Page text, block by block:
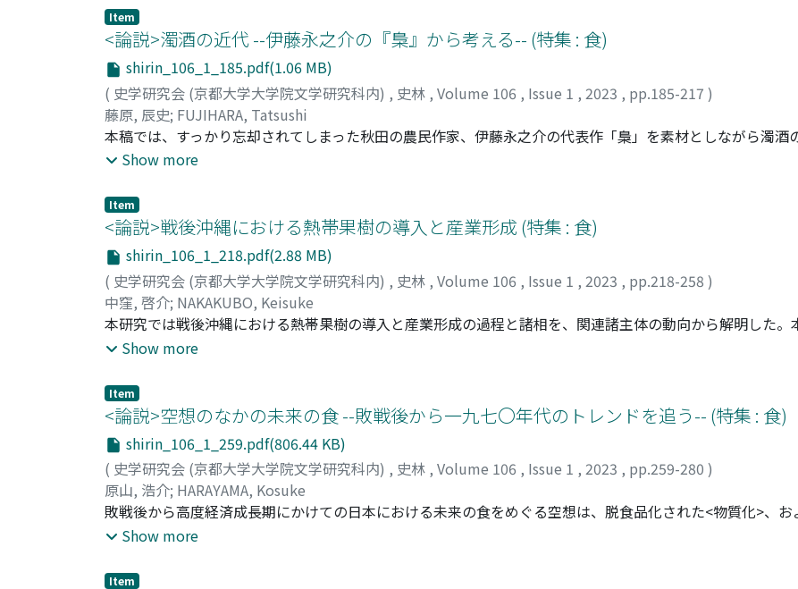
も、食堂の維持は物価高騰と物資不足のなかでむしろ困難になったが、自治体やアメリカ救済局から支援を
の提供に重心を移し、児童保護が優先された。その後、アメリカから届いた物資の管理不備が発覚した結果
一年に市営化された。一連の考察は、住民のあいだの既存の社会関係を活用し、再編することで地域住民の
が、国家再編過程において重要な役割を果たしたことを示している。
Item
<論説>濁酒の近代 --伊藤永之介の『梟』から考える-- (特集 : 食)
shirin_106_1_185.pdf(1.06 MB)
( 史学研究会 (京都大学大学院文学研究科内) , 史林 , Volume 106 , Issue 1 , 2023 , pp.185-217 )
藤原, 辰史; FUJIHARA, Tatsushi
本稿では、すっかり忘却されてしまった秋田の農民作家、伊藤永之介の代表作「梟」を素材としながら濁酒
ることを目的に据えている。「梟」とは、禁止されている濁酒を夜に売り歩く貧しい女性たちの隠語である
ればならなかった。そのことを念頭に、伊藤永之介は、「梟」を通じて、濁酒を造り飲むことで仕事の辛さ
子どもと協力してだまし、濁酒文化を守ろうとしてきた姿を精緻に描いた。そこに描かれた、濁酒をめぐる
論理の衝突は、単に、濁酒に依存し、家よりも環境の良い労役場で働き罰金を返すことで生をつなぐ農民た
の悲哀ばかりでなく、日本近代が人々の酒への依存に「依存」しなければならなかった構造をも明らかにし
Show more
Item
<論説>戦後沖縄における熱帯果樹の導入と産業形成 (特集 : 食)
shirin_106_1_218.pdf(2.88 MB)
( 史学研究会 (京都大学大学院文学研究科内) , 史林 , Volume 106 , Issue 1 , 2023 , pp.218-258 )
中窪, 啓介; NAKAKUBO, Keisuke
本研究では戦後沖縄における熱帯果樹の導入と産業形成の過程と諸相を、関連諸主体の動向から解明した。
イ大学の園芸研究者が実地調査と勧告、新品種の導入、研究者の育成を図り、産業形成の芽が生じた。一九
の取り組みにより、庭先栽培と経済栽培の両面で導入が活性化した。産業形成の点では、生産者は生産拡大
が得られなかったため、台湾や東南アジアへ行き種苗を入手したり通販の顧客を開拓したりして、農協外で
応を図ってきた。ゆえに、沖縄農業の課題として論じられてきた農協による産地形成は、熱帯果樹では十分
かし農協広域合併などを背景に二〇〇〇年代から成果が現れはじめ、農協外でも市場成熟化のもと高付加価
いる。
Show more
Item
<論説>空想のなかの未来の食 --敗戦後から一九七〇年代のトレンドを追う-- (特集 : 食)
shirin_106_1_259.pdf(806.44 KB)
( 史学研究会 (京都大学大学院文学研究科内) , 史林 , Volume 106 , Issue 1 , 2023 , pp.259-280 )
原山, 浩介; HARAYAMA, Kosuke
敗戦後から高度経済成長期にかけての日本における未来の食をめぐる空想は、脱食品化された<物質化>、お
のことへの<疑い>を伴いながら示された。このうちとりわけ敗戦後の食料難のなかでは、この<物質化>は食
った。しかしながら、これを支えた科学／技術の未来像への漠然とした期待や信頼が有効であった時代は限
Show more
Item